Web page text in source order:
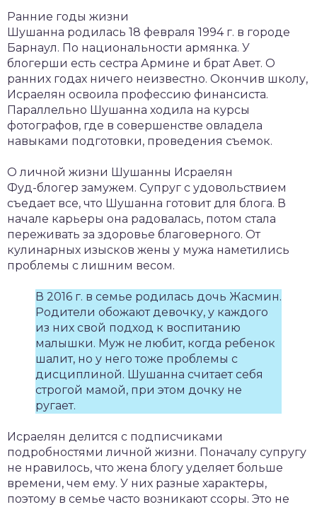
Ранние годы жизни
Шушанна родилась 18 февраля 1994 г. в городе
Барнаул. По национальности армянка. У
блогерши есть сестра Армине и брат Авет. О
ранних годах ничего неизвестно. Окончив школу,
Исраелян освоила профессию финансиста.
Параллельно Шушанна ходила на курсы
фотографов, где в совершенстве овладела
навыками подготовки, проведения съемок.
О личной жизни Шушанны Исраелян
Фуд-блогер замужем. Супруг с удовольствием
съедает все, что Шушанна готовит для блога. В
начале карьеры она радовалась, потом стала
переживать за здоровье благоверного. От
кулинарных изысков жены у мужа наметились
проблемы с лишним весом.
В 2016 г. в семье родилась дочь Жасмин.
Родители обожают девочку, у каждого
из них свой подход к воспитанию
малышки. Муж не любит, когда ребенок
шалит, но у него тоже проблемы с
дисциплиной. Шушанна считает себя
строгой мамой, при этом дочку не
ругает.
Исраелян делится с подписчиками
подробностями личной жизни. Поначалу супругу
не нравилось, что жена блогу уделяет больше
времени, чем ему. У них разные характеры,
поэтому в семье часто возникают ссоры. Это не